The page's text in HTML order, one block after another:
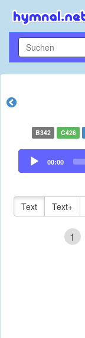
B342 C426
Audio
Player
00:00
Text Text+
1